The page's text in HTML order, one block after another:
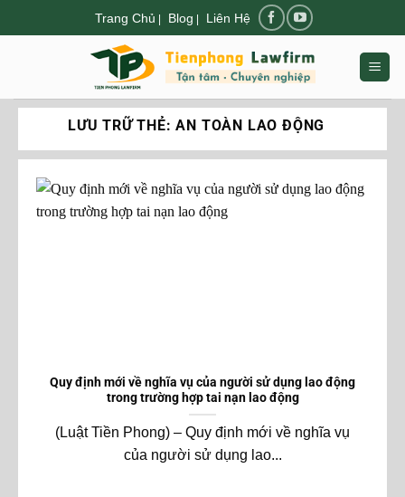
đến
Trang Chủ | Blog | Liên Hệ
LƯU TRỮ THẺ:AN TOÀN LAO ĐỘNG
Quy định mới về nghĩa vụ của người sử dụng lao động
trong trường hợp tai nạn lao động
(Luật Tiền Phong) – Quy định mới về nghĩa vụ
của người sử dụng lao...